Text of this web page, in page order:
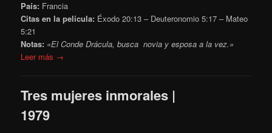
País: Francia
Citas en la película: Éxodo 20:13 – Deuteronomio 5:17 – Mateo
5:21
Notas: «El Conde Drácula, busca novia y esposa a la vez.»
Leer más →
Tres mujeres inmorales |
1979